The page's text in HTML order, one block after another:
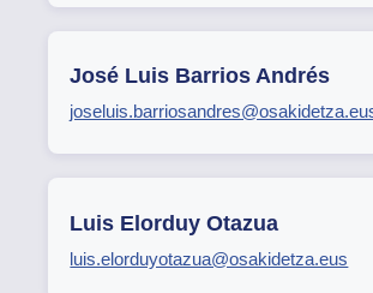
José Luis Barrios Andrés
Luis Elorduy Otazua
luis.elorduyotazua@osakidetza.eus